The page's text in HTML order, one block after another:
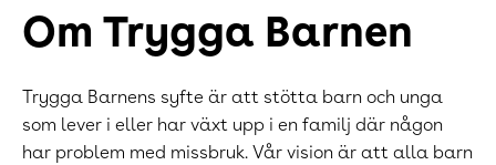
Om Trygga Barnen
Trygga Barnens syfte är att stötta barn och unga
som lever i eller har växt upp i en familj där någon
har problem med missbruk. Vår vision är att alla barn